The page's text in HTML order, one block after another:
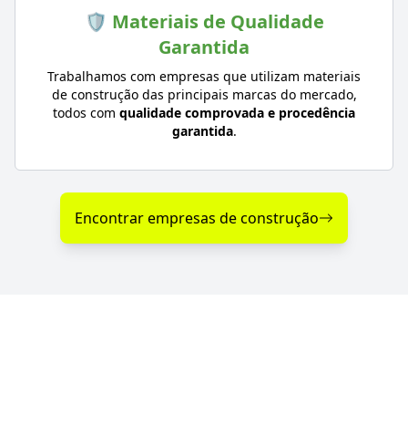
🛡️ Materiais de Qualidade
Garantida
Trabalhamos com empresas que utilizam materiais
de construção das principais marcas do mercado,
todos com qualidade comprovada e procedência
garantida.
Encontrar empresas de construção